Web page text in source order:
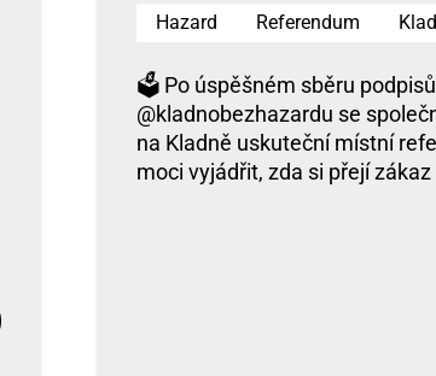
Hazard Referendum
🗳️ Po úspěšném sběru
@kladnobezhazardu se
na Kladně uskuteční místní
moci vyjádřit, zda si přejí